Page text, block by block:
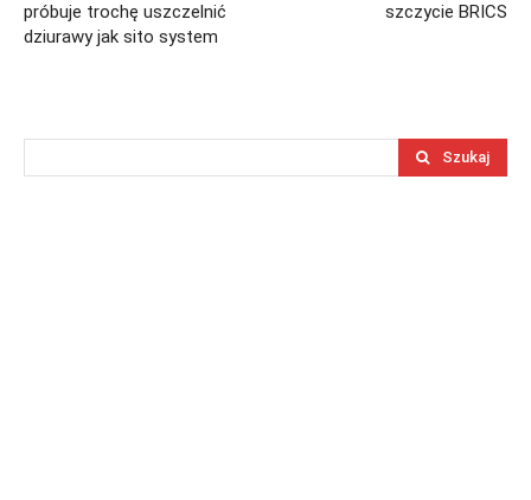
próbuje trochę uszczelnić
dziurawy jak sito system
szczycie BRICS
Szukaj